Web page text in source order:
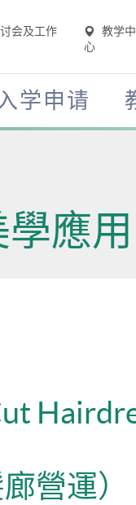
会及工作
教学中
心
学申请
應用
營運）